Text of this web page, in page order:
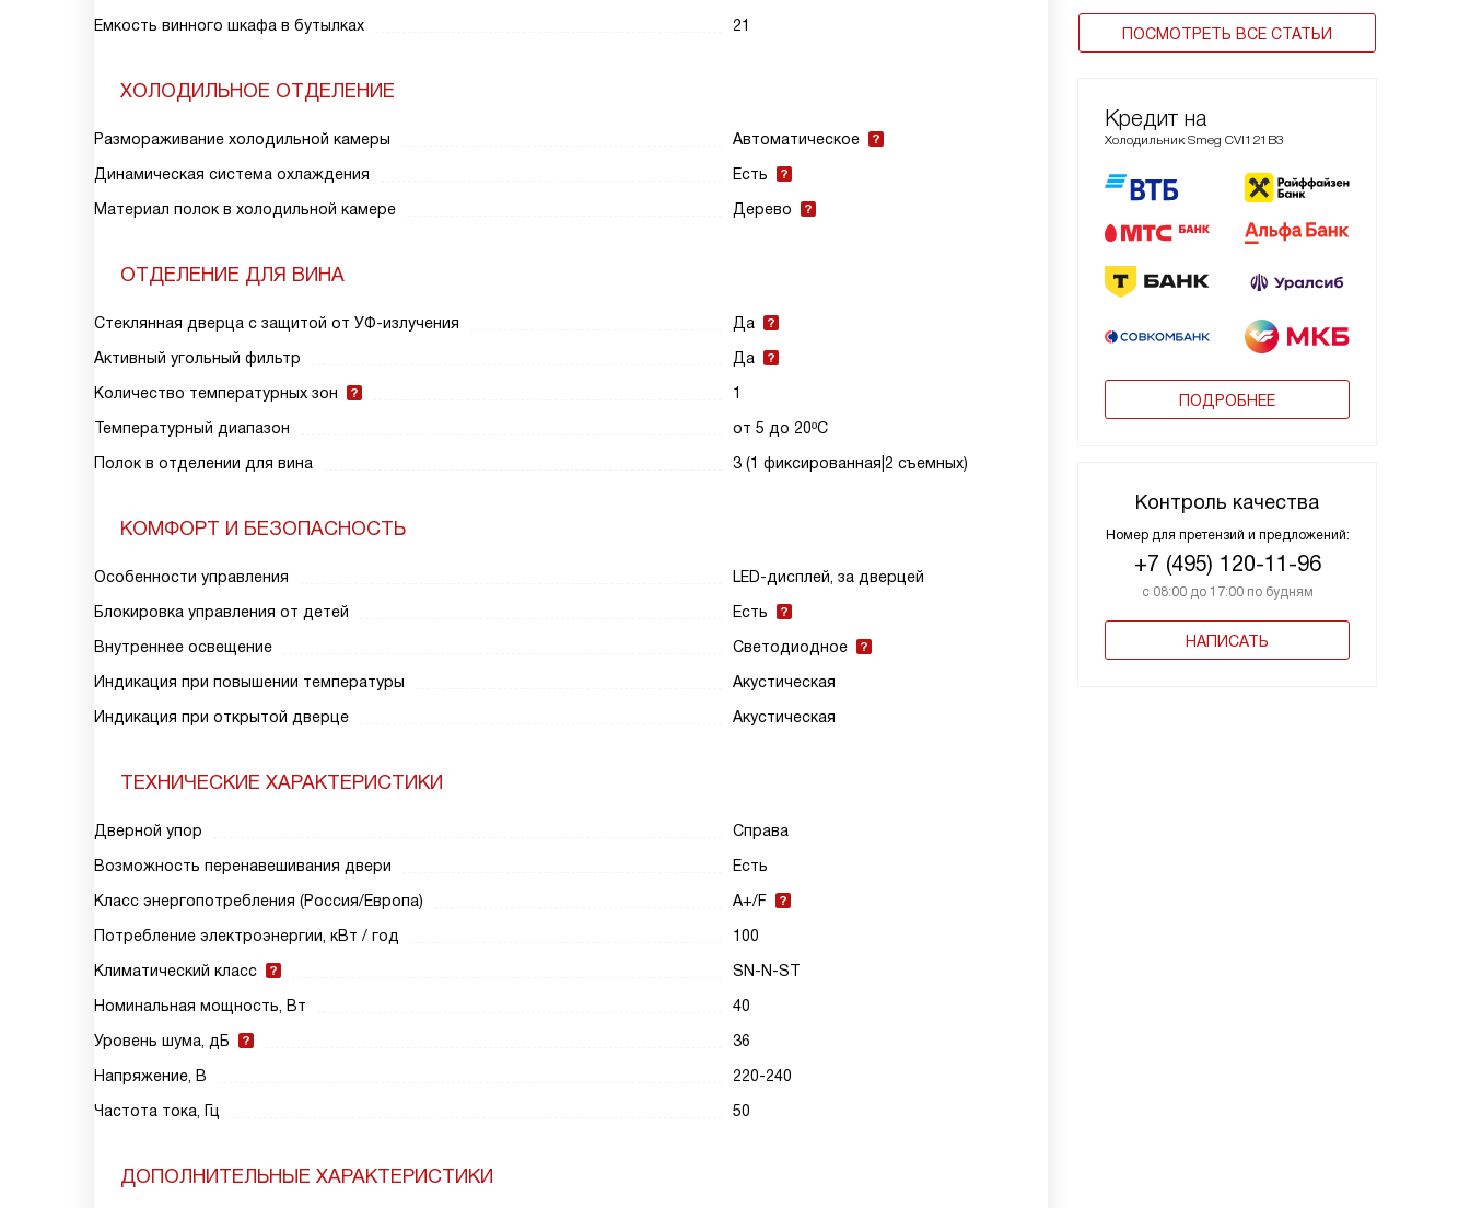
ПОСМОТРЕТЬ ВСЕ СТАТЬИ
Кредит на
Холодильник Smeg CVI121B3
ПОДРОБНЕЕ
Контроль качества
Номер для претензий и предложений:
+7 (495) 120-11-96
с 08:00 до 17:00 по будням
НАПИСАТЬ
Емкость винного шкафа в бутылках
21
ХОЛОДИЛЬНОЕ ОТДЕЛЕНИЕ
Размораживание холодильной камеры
Автоматическое
Динамическая система охлаждения
Есть
Материал полок в холодильной камере
Дерево
ОТДЕЛЕНИЕ ДЛЯ ВИНА
Стеклянная дверца с защитой от УФ-излучения
Да
Активный угольный фильтр
Да
Количество температурных зон
1
Температурный диапазон
от 5 до 20ºС
Полок в отделении для вина
3 (1 фиксированная|2 съемных)
КОМФОРТ И БЕЗОПАСНОСТЬ
Особенности управления
LED-дисплей, за дверцей
Блокировка управления от детей
Есть
Внутреннее освещение
Светодиодное
Индикация при повышении температуры
Акустическая
Индикация при открытой дверце
Акустическая
ТЕХНИЧЕСКИЕ ХАРАКТЕРИСТИКИ
Дверной упор
Справа
Возможность перенавешивания двери
Есть
Класс энергопотребления (Россия/Европа)
A+/F
Потребление электроэнергии, кВт / год
100
Климатический класс
SN-N-ST
Номинальная мощность, Вт
40
Уровень шума, дБ
36
Напряжение, В
220-240
Частота тока, Гц
50
ДОПОЛНИТЕЛЬНЫЕ ХАРАКТЕРИСТИКИ